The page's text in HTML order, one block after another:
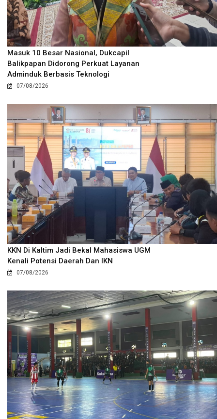
Masuk 10 Besar Nasional, Dukcapil
Balikpapan Didorong Perkuat Layanan
Adminduk Berbasis Teknologi
07/08/2026
KKN Di Kaltim Jadi Bekal Mahasiswa UGM
Kenali Potensi Daerah Dan IKN
07/08/2026